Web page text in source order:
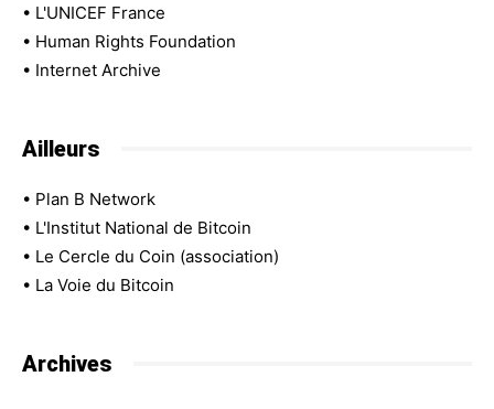
• L'UNICEF France
• Human Rights Foundation
• Internet Archive
Ailleurs
• Plan B Network
• L'Institut National de Bitcoin
• Le Cercle du Coin (association)
• La Voie du Bitcoin
Archives